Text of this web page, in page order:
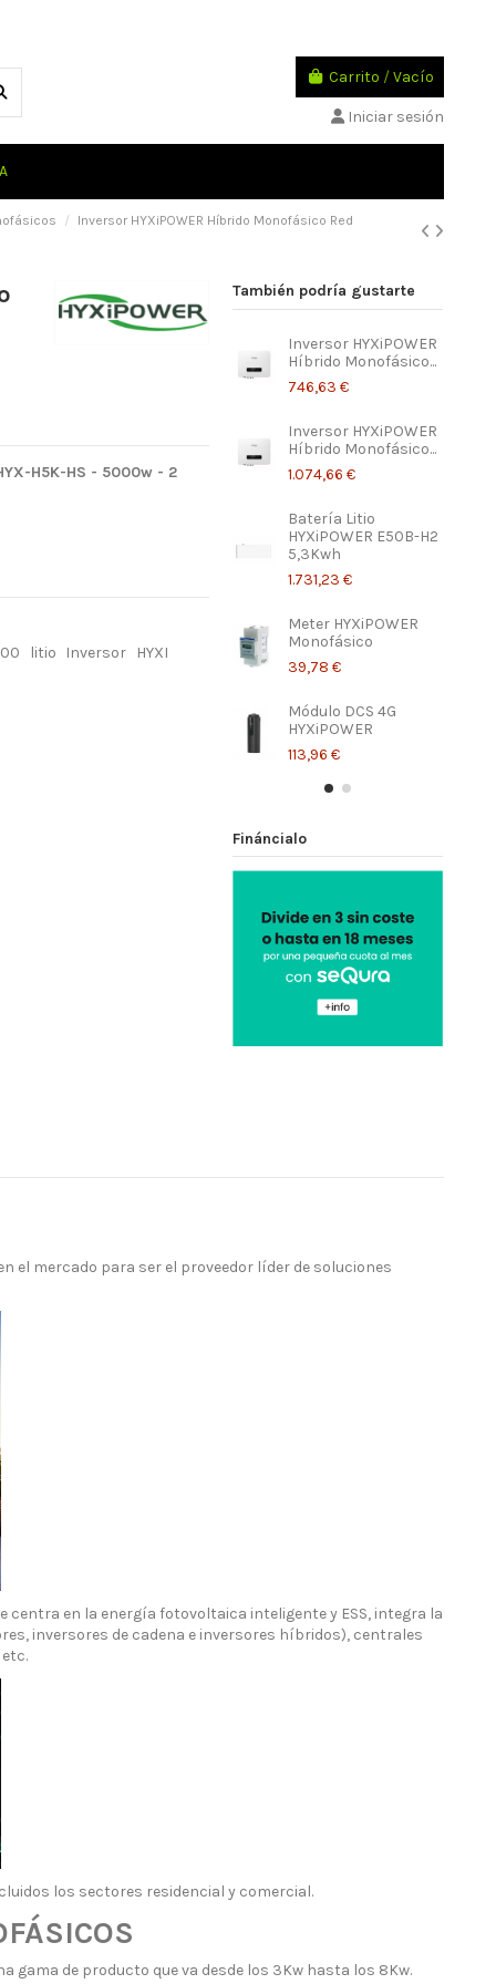
Carrito /Vacío
Iniciar sesión
Inversor HYXiPOWER Híbrido Monofásico Red
H5K-HS - 5000w - 2
litio Inversor
HYXI
También podría gustarte
Inversor HYXiPOWER
Híbrido Monofásico...
746,63 €
Inversor HYXiPOWER
Híbrido Monofásico...
1.074,66 €
Batería Litio
HYXiPOWER E50B-H2
5,3Kwh
1.731,23 €
Meter HYXiPOWER
Monofásico
39,78 €
Módulo DCS 4G
HYXiPOWER
113,96 €
Fináncialo
el mercado para ser el proveedor líder de soluciones
centra en la energía fotovoltaica inteligente y ESS, integra la
inversores de cadena e inversores híbridos), centrales
los sectores residencial y comercial.
gama de producto que va desde los 3Kw hasta los 8Kw.